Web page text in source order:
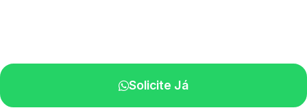
Solicite Já